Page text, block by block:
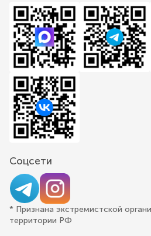
Соцсети
* Признана экстремистской
территории РФ